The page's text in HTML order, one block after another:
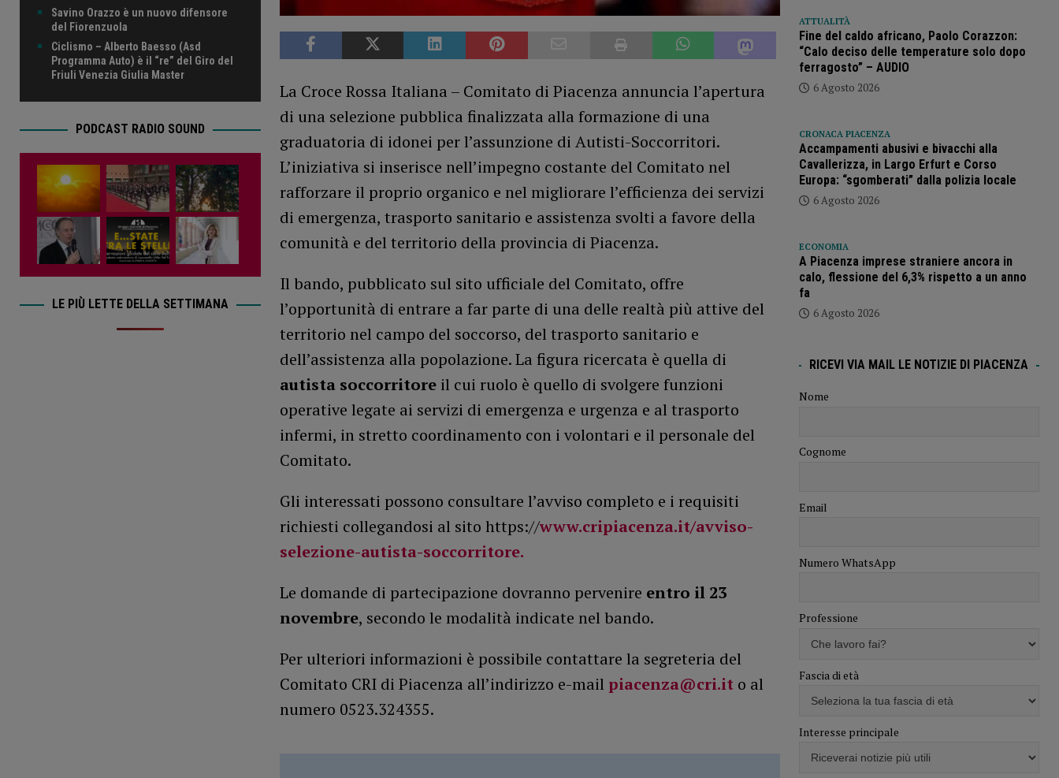
La Croce Rossa Italiana – Comitato di Piacenza annuncia l’apertura
di una selezione pubblica finalizzata alla formazione di una
graduatoria di idonei per l’assunzione di Autisti-Soccorritori.
L’iniziativa si inserisce nell’impegno costante del Comitato nel
rafforzare il proprio organico e nel migliorare l’efficienza dei servizi
di emergenza, trasporto sanitario e assistenza svolti a favore della
comunità e del territorio della provincia di Piacenza.
Il bando, pubblicato sul sito ufficiale del Comitato, offre
l’opportunità di entrare a far parte di una delle realtà più attive del
territorio nel campo del soccorso, del trasporto sanitario e
dell’assistenza alla popolazione. La figura ricercata è quella di
autista soccorritore il cui ruolo è quello di svolgere funzioni
operative legate ai servizi di emergenza e urgenza e al trasporto
infermi, in stretto coordinamento con i volontari e il personale del
Comitato.
Gli interessati possono consultare l’avviso completo e i requisiti
richiesti collegandosi al sito https://www.cripiacenza.it/avviso-
selezione-autista-soccorritore.
Le domande di partecipazione dovranno pervenire entro il 23
novembre, secondo le modalità indicate nel bando.
Per ulteriori informazioni è possibile contattare la segreteria del
Comitato CRI di Piacenza all’indirizzo e-mail piacenza@cri.ito al
numero 0523.324355.
Savino Orazzo è un nuovo difensore
del Fiorenzuola
Ciclismo – Alberto Baesso (Asd
Programma Auto) è il “re” del Giro del
Friuli Venezia Giulia Master
PODCAST RADIO SOUND
LE PIÙ LETTE DELLA SETTIMANA
ATTUALITÀ
Fine del caldo africano, Paolo Corazzon:
“Calo deciso delle temperature solo dopo
ferragosto” – AUDIO
6 Agosto 2026
CRONACA PIACENZA
Accampamenti abusivi e bivacchi alla
Cavallerizza, in Largo Erfurt e Corso
Europa: “sgomberati” dalla polizia locale
6 Agosto 2026
ECONOMIA
A Piacenza imprese straniere ancora in
calo, flessione del 6,3% rispetto a un anno
fa
6 Agosto 2026
RICEVI VIA MAIL LE NOTIZIE DI PIACENZA
Nome
Cognome
Email
Numero WhatsApp
Professione
Fascia di età
Interesse principale